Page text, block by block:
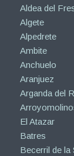
Aldea del
Algete
Alpedrete
Ambite
Anchuelo
Aranjuez
Arganda del
El Atazar
Batres
Becerril de la